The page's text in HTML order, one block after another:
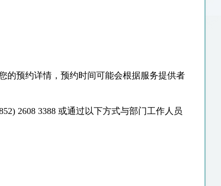
的预约详情，预约时间可能会根据服务提供者
2608 3388 或通过以下方式与部门工作人员